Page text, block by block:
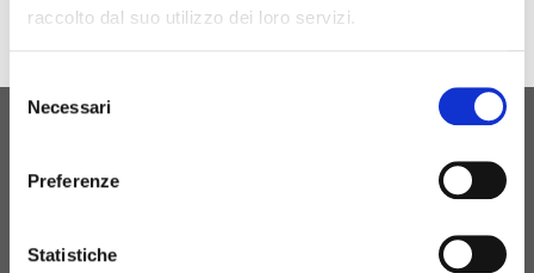
raccolto dal suo utilizzo dei loro servizi.
delNecessari
Preferenze
Statistiche
CONTATTACI